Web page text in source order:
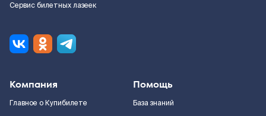
Сервис билетных лазеек
Компания
Главное о Купибилете
Помощь
База знаний